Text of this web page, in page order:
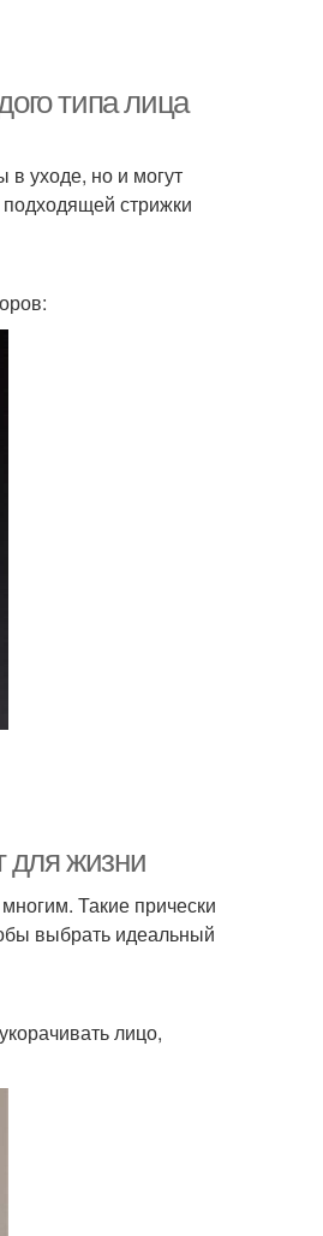
типа лица
в уходе, но и могут
стрижки
для жизни
Такие прически
выбрать идеальный
лицо,